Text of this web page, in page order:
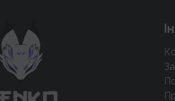
крутих нововведень
Підтримати проєкт